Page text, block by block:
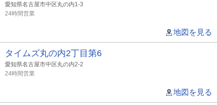
愛知県名古屋市中区丸の内1-3
24時間営業
地図を見る
タイムズ丸の内2丁目第6
愛知県名古屋市中区丸の内2-2
24時間営業
地図を見る